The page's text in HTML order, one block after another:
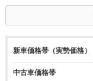
新車価格帯（実勢価格）
中古車価格帯